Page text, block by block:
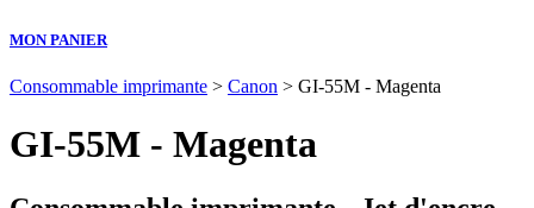
MON PANIER
Consommable imprimante > Canon > GI-55M - Magenta
GI-55M - Magenta